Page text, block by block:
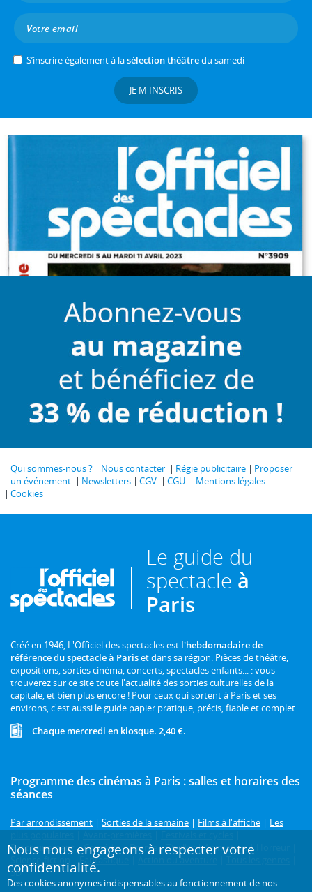
S’inscrire également à lasélection théâtredu samedi
JE M'INSCRIS
Qui sommes-nous ? Nous contacter Régie publicitaire
Proposer
un événement
Newsletters CGV CGU
Mentions légales
Cookies
Le guide du
spectacle à
Paris
Créé en 1946, L'Officiel des spectacles est l'hebdomadaire de
référence du spectacle à Pariset dans sa région. Pièces de théâtre,
expositions, sorties cinéma, concerts, spectacles enfants... : vous
trouverez sur ce site toute l'actualité des sorties culturelles de la
capitale, et bien plus encore ! Pour ceux qui sortent à Paris et ses
environs, c'est aussi le guide papier pratique, précis, fiable et complet.
Chaque mercredi en kiosque. 2,40 €.
Programme des cinémas à Paris : salles et horaires des
séances
Par arrondissement | Sorties de la semaine | Films à l'affiche | Les
Prochainement |Comédie|Drame |Thriller|Animation|
Science-fiction
|Fantastique Action ou aventure
3D
Nous nous engageons à respecter votre
confidentialité.
Des cookies anonymes indispensables au fonctionnement de nos